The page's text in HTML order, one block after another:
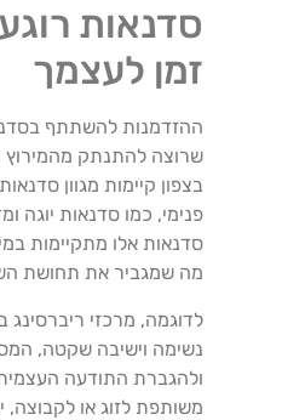
סדנאות
זמן לעצמך
ההזדמנות להשתתף
שרוצה להתנתק מהמירוץ
בצפון קיימות מגוון
פנימי, כמו סדנאות יוגה
סדנאות אלו מתקיימות
מה שמגביר את תחושת
לדוגמה, מרכזי ריברסינג
נשימה וישיבה שקטה,
ולהגברת התודעה
משותפת לזוג או לקבוצה,